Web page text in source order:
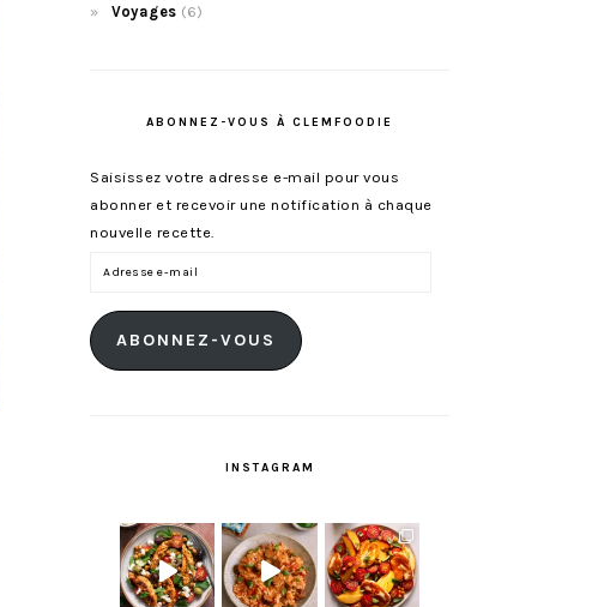
Voyages (6)
ABONNEZ-VOUS À CLEMFOODIE
Saisissez votre adresse e-mail pour vous
abonner et recevoir une notification à chaque
nouvelle recette.
Adresse
mail
ABONNEZ-VOUS
INSTAGRAM